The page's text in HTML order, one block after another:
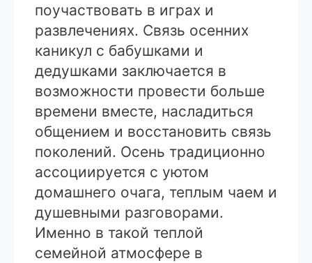
поучаствовать в играх и
развлечениях. Связь осенних
каникул с бабушками и
дедушками заключается в
возможности провести больше
времени вместе, насладиться
общением и восстановить связь
поколений. Осень традиционно
ассоциируется с уютом
домашнего очага, теплым чаем и
душевными разговорами.
Именно в такой теплой
семейной атмосфере в